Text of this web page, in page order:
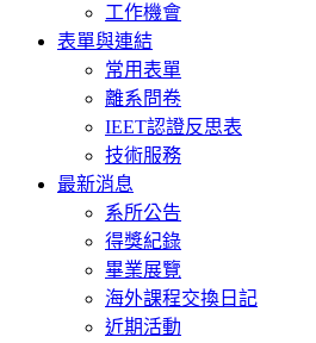
工作機會
表單與連結
常用表單
離系問卷
IEET認證反思表
技術服務
最新消息
系所公告
得獎紀錄
畢業展覽
海外課程交換日記
近期活動